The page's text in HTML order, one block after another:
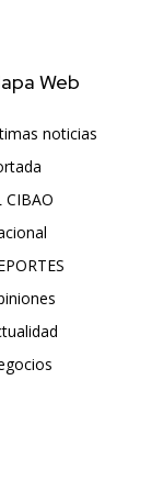
Web
noticias
CIBAO